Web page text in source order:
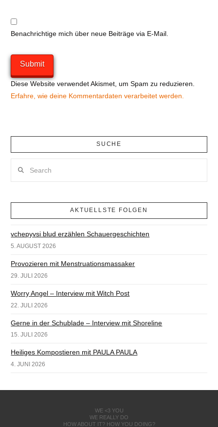
Benachrichtige mich über neue Beiträge via E-Mail.
Diese Website verwendet Akismet, um Spam zu reduzieren.
Erfahre, wie deine Kommentardaten verarbeitet werden.
SUCHE
AKTUELLSTE FOLGEN
vchepyvsi blud erzählen Schauergeschichten
5. AUGUST 2026
Provozieren mit Menstruationsmassaker
29. JULI 2026
Worry Angel – Interview mit Witch Post
22. JULI 2026
Gerne in der Schublade – Interview mit Shoreline
15. JULI 2026
Heiliges Kompostieren mit PAULA PAULA
4. JUNI 2026
WE <3 YOU
WE REALLY DO
HOW ABOUT IT? HOW YOU DOING?